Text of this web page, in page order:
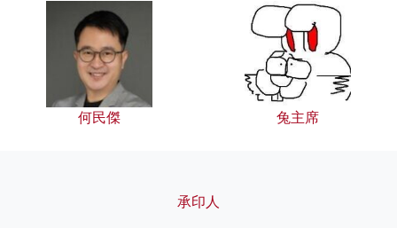
何民傑 兔主席
承印人